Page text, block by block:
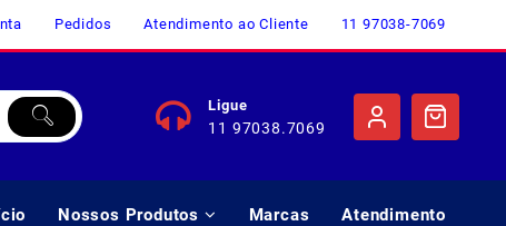
Pedidos Atendimento ao Cliente 11 97038-7069
Ligue
11 97038.7069
Nossos Produtos Marcas Atendimento